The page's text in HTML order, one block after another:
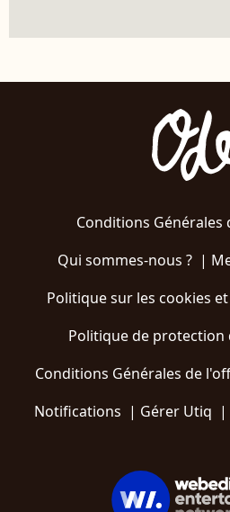
Conditions
Qui sommes-nous ?|
Politique sur les cookies
Politique de protection
Conditions Générales de
Notifications | Gérer Utiq |